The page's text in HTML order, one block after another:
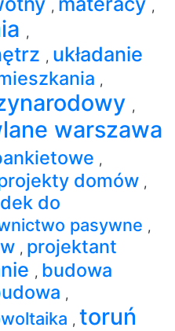
, ,
,
, układanie
,
,
warszawa
,
domów ,
do
pasywne ,
, projektant
, budowa
,
, toruń